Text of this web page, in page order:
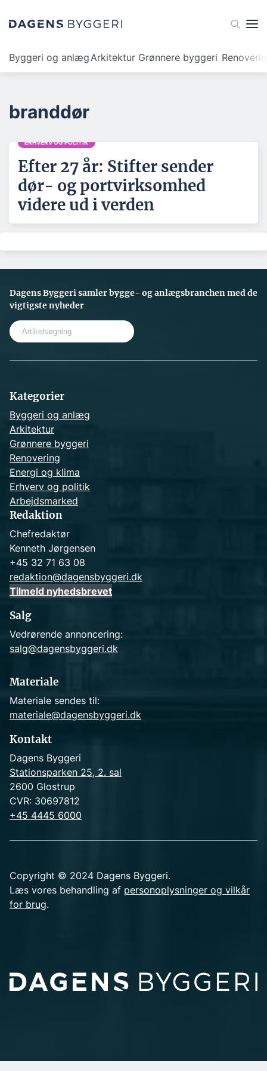
Byggeri og anlægArkitektur Grønnere byggeri
branddør
ERHVERV OG POLITIK
Efter 27 år: Stifter sender
dør- og portvirksomhed
videre ud i verden
Dagens Byggeri samler bygge- og anlægsbranchen med de
vigtigste nyheder
Kategorier
Byggeri og anlæg
Arkitektur
Grønnere byggeri
Renovering
Energi og klima
Erhverv og politik
Arbejdsmarked
Redaktion
Chefredaktør
Kenneth Jørgensen
+45 32 71 63 08
redaktion@dagensbyggeri.dk
Tilmeld nyhedsbrevet
Salg
Vedrørende annoncering:
salg@dagensbyggeri.dk
Materiale
Materiale sendes til:
materiale@dagensbyggeri.dk
Kontakt
Dagens Byggeri
Stationsparken 25, 2. sal
2600 Glostrup
CVR: 30697812
+45 4445 6000
Copyright © 2024 Dagens Byggeri.
Læs vores behandling af personoplysninger og vilkår
for brug.